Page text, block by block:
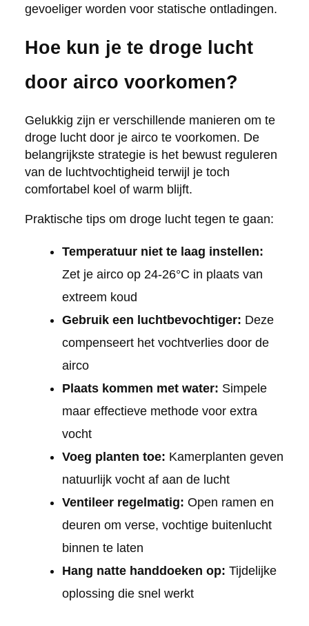
gevoeliger worden voor statische ontladingen.
Hoe kun je te droge lucht
door airco voorkomen?
Gelukkig zijn er verschillende manieren om te
droge lucht door je airco te voorkomen. De
belangrijkste strategie is het bewust reguleren
van de luchtvochtigheid terwijl je toch
comfortabel koel of warm blijft.
Praktische tips om droge lucht tegen te gaan:
Temperatuur niet te laag instellen:
Zet je airco op 24-26°C in plaats van
extreem koud
Gebruik een luchtbevochtiger: Deze
compenseert het vochtverlies door de
airco
Plaats kommen met water: Simpele
maar effectieve methode voor extra
vocht
Voeg planten toe: Kamerplanten geven
natuurlijk vocht af aan de lucht
Ventileer regelmatig: Open ramen en
deuren om verse, vochtige buitenlucht
binnen te laten
Hang natte handdoeken op: Tijdelijke
oplossing die snel werkt